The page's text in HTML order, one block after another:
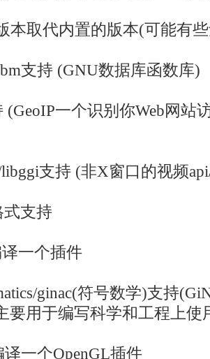
本取代内置的版本(可能有
支持 (GNU数据库函数库)
(GeoIP一个识别你Web网站
支持 (非X窗口的视频
式支持
一个插件
ginac(符号数学)支持
要用于编写科学和工程上使
一个OpenGL插件